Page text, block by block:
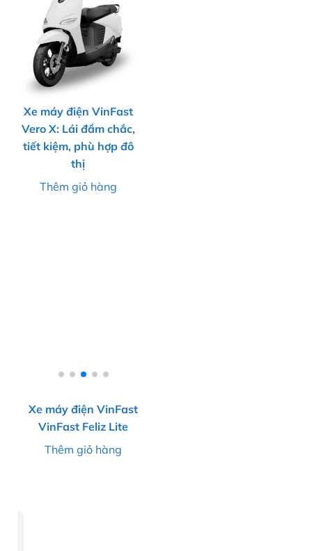
Xe máy điện VinFast
Vero X: Lái đầm chắc,
tiết kiệm, phù hợp đô
thị
Thêm giỏ hàng
Xe máy điện VinFast
VinFast Feliz Lite
Thêm giỏ hàng